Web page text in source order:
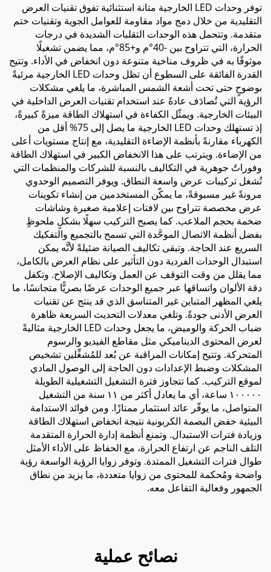
توفر وحدات LED الخارجية متانة استثنائية تفوق تقنيات العرض
التقليدية من خلال دمج مواد مقاومة للعوامل الجوية وتقنيات ختم
متقدمة. وتتحمل هذه الوحدات التقلبات الشديدة في درجات
الحرارة، التي تتراوح بين -40°م و+85°م، مما يضمن تشغيلًا
موثوقًا به في ظروف مناخية متنوعة دون انخفاض في الأداء. وتتيح
القدرة الفائقة على السطوع أن تظل وحدات LED الخارجية مرئيةً
بوضوحٍ حتى تحت أشعة الشمس المباشرة، ما يلغي مشكلات
الرؤية التي تُصادَف عادةً عند استخدام تقنيات العرض الداخلية في
البيئات الخارجية. ويمثّل الكفاءة في استهلاك الطاقة ميزةً كبيرةً،
إذ تستهلك وحدات LED الخارجية ما يصل إلى 75% أقل من
الكهرباء مقارنةً بأنظمة الإضاءة التقليدية، مع إنتاج مستويات أعلى
من الإضاءة. ويترتب على هذا الانخفاض الكبير في استهلاك الطاقة
وفوراتٌ جوهرية في التكاليف بالنسبة للشركات والمنظمات التي
تُشغل تركيبات عرض واسعة النطاق. ويوفر التصميم الوحدوي
مرونةً غير مسبوقةً، ما يمكّن المستخدمين من إنشاء تكوينات
عرض مخصصة تتراوح بين لافتات إعلامية صغيرة وشاشات
ضخمة بحجم الملاعب. كما يصبح التركيب سهلًا بشكلٍ ملحوظٍ
بفضل أنظمة الاتصال الموحَّدة التي تسمح بالتجميع والتفكيك
السريع عند الحاجة. وتبقى تكاليف الصيانة ضئيلةً لأنَّه يمكن
استبدال الوحدات الفردية دون التأثير على نظام العرض بالكامل،
مما يقلل من وقت التوقف عن العمل وتكاليف الإصلاح. وتكفل
دقة الألوان واتساقها عبر جميع الوحدات عرضًا بصريًّا متجانسًا، ما
يلغي المظهر المتباين غير المتناسق الذي قد ينتج عن تقنيات
العرض الأدنى جودةً. وتلغي معدلات التحديث السريعة ظاهرة
ضباب الحركة والوميض، ما يجعل وحدات LED الخارجية مثاليةً
لعرض المحتوى الديناميكي مثل مقاطع الفيديو والرسوم
المتحركة. وتتيح إمكانات المراقبة عن بُعد للمُشغِّلين تشخيص
المشكلات وضبط الإعدادات دون الحاجة إلى الوصول المادي
لموقع التركيب. كما تتجاوز فترة التشغيل التشغيلية الطويلة
١٠٠٠٠٠ ساعة، أي ما يعادل أكثر من ١١ سنة من التشغيل
المتواصل، ما يوفّر عائد استثمار ممتازًا. ومن فوائد الاستدامة
البيئية خفض البصمة الكربونية نتيجة انخفاض استهلاك الطاقة
وزيادة فترات الاستبدال. وتمنع أنظمة إدارة الحرارة المتقدمة
التلف الناجم عن ارتفاع الحرارة، مع الحفاظ على الأداء الأمثل
طوال فترات التشغيل الممتدة. وتوفر زوايا الرؤية الواسعة رؤية
واضحة ومُحكمة للمحتوى من زوايا متعددة، ما يزيد من نطاق
الجمهور وفعالية التفاعل معه.
نصائح عملية